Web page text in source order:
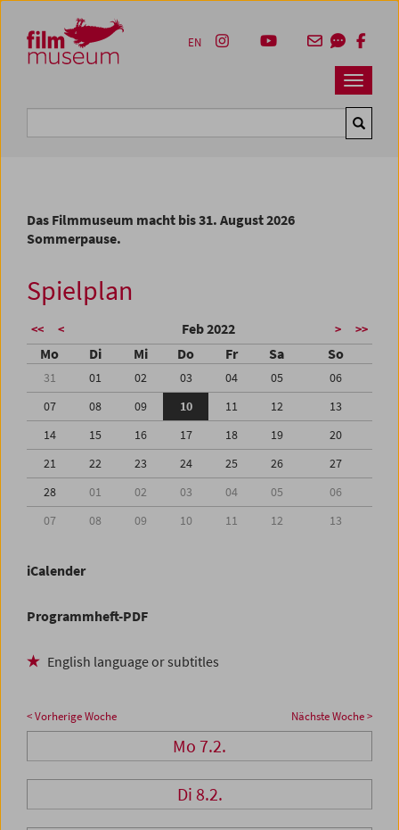
Zum Inhalt
Zum Hauptmenü
Zur Servicenavigation
Zum Suche
Navbar
EN
Das Filmmuseum macht bis 31. August 2026
Sommerpause.
Spielplan
<< < Feb 2022 > >>
Mo Di Mi Do Fr Sa So
31 01 02 03 04 05
06
07
08 09 10 11 12
13
14
15 16 17 18 19
20
21
22 23 24 25 26
27
28
01 02 03 04 05
06
07
08 09 10 11 12 13
iCalender
Programmheft-PDF
English language or subtitles
< Vorherige Woche Nächste Woche >
Mo 7.2.
Di 8.2.